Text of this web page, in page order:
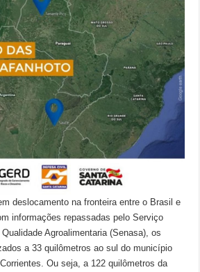
deslocamento na fronteira entre o Brasil e
informações repassadas pelo Serviço
Agroalimentaria (Senasa), os
a 33 quilômetros ao sul do município
Ou seja, a 122 quilômetros da